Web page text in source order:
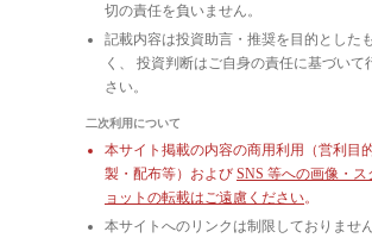
切の責任を負いません。
記載内容は投資助言・推奨を目的とした
く、 投資判断はご自身の責任に基づいて
さい。
二次利用について
本サイト掲載の内容の商用利用（営利目
製・配布等）および SNS 等への画像・ス
ョットの転載はご遠慮ください。
本サイトへのリンクは制限しておりません